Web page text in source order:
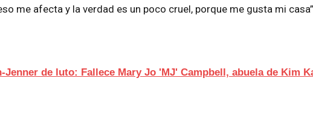
me afecta y la verdad es un poco cruel, porque me gusta mi
Jenner de luto: Fallece Mary Jo 'MJ' Campbell, abuela de Kim